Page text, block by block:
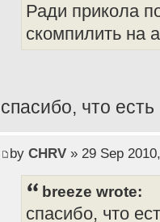
Ради прикола
скомпилить на
спасибо, что
by CHRV» 29 Sep
breeze wrote:
спасибо, что